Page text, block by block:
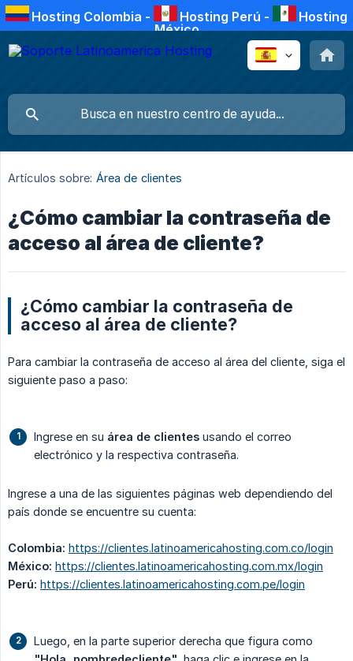
Hosting Colombia - Hosting Perú -
Hosting
México
Artículos sobre: Área de clientes
¿Cómo cambiar la contraseña de
acceso al área de cliente?
¿Cómo cambiar la contraseña de
acceso al área de cliente?
Para cambiar la contraseña de acceso al área del cliente, siga el
siguiente paso a paso:
Ingrese en su área de clientes usando el correo
electrónico y la respectiva contraseña.
Ingrese a una de las siguientes páginas web dependiendo del
país donde se encuentre su cuenta:
Colombia: https://clientes.latinoamericahosting.com.co/login
México: https://clientes.latinoamericahosting.com.mx/login
Perú: https://clientes.latinoamericahosting.com.pe/login
Luego, en la parte superior derecha que figura como